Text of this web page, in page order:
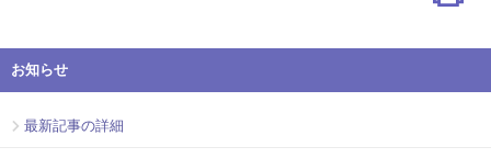
お知らせ
最新記事の詳細